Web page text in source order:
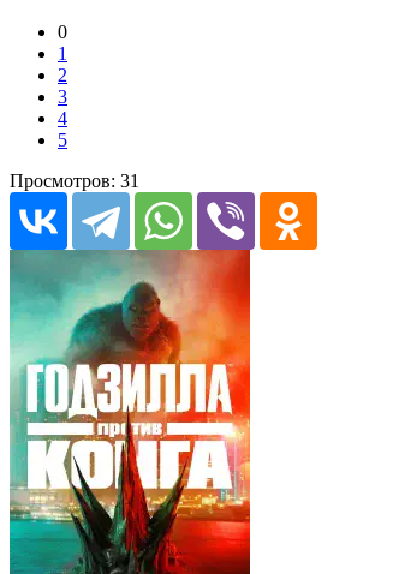
0
1
2
3
4
5
Просмотров: 31